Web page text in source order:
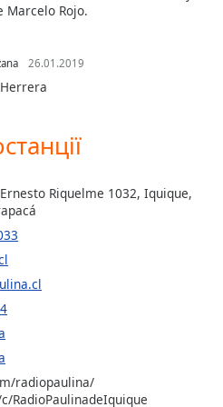
Marcelo Rojo.
26.01.2019
Riquelme 1032, Iquique,
radiopaulina/
RadioPaulinadeIquique